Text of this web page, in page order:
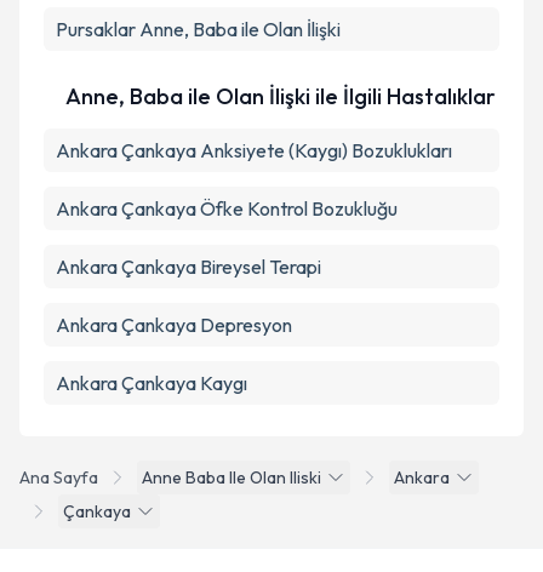
Ana Sayfa Anne Baba Ile Olan Iliski
Ankara
Çankaya
Pursaklar Anne, Baba ile Olan İlişki
Anne, Baba ile Olan İlişki ile İlgili Hastalıklar
Ankara Çankaya Anksiyete (Kaygı) Bozuklukları
Ankara Çankaya Öfke Kontrol Bozukluğu
Ankara Çankaya Bireysel Terapi
Ankara Çankaya Depresyon
Ankara Çankaya Kaygı